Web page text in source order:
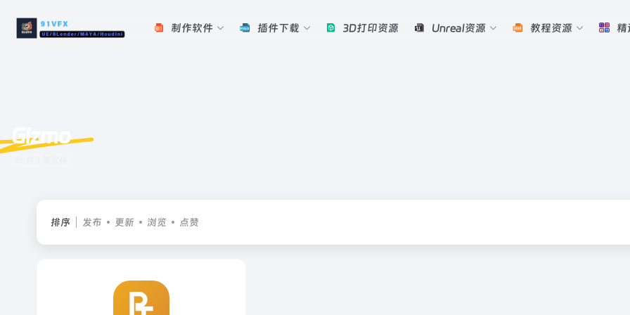
制作软件 插件下载 3D打印资源 Unreal资源 教程资源 精
Gizmo
排序 发布 更新 浏览 点赞